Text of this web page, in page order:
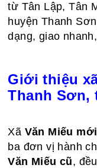
từ Tân Lập, Tân
huyện Thanh
dạng, giao
Giới thiệu
Thanh Sơn,
Xã Văn Miếu mới
ba đơn vị hành
Văn Miếu cũ,